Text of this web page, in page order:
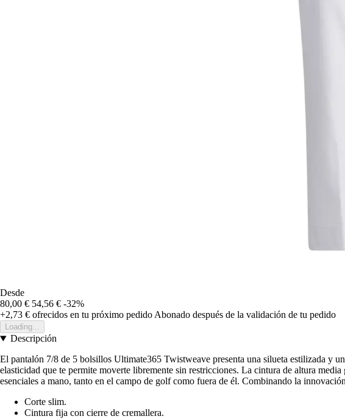
Desde
80,00 € 54,56 € -32%
+2,73 € ofrecidos en tu próximo pedido Abonado después de la validación de tu pedido
Loading...
Descripción
El pantalón 7/8 de 5 bolsillos Ultimate365 Twistweave presenta una silueta estilizada y
elasticidad que te permite moverte libremente sin restricciones. La cintura de altura
esenciales a mano, tanto en el campo de golf como fuera de él. Combinando la
Corte slim.
Cintura fija con cierre de cremallera.